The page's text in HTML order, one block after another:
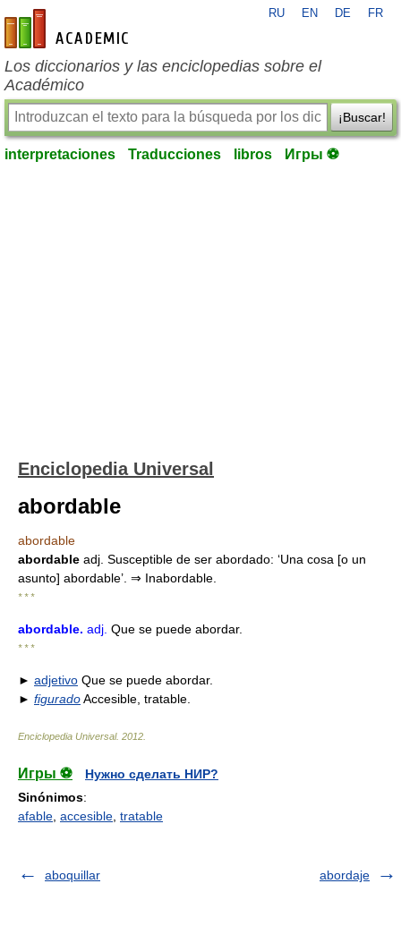
es-academic.com
RU EN DE FR
Los diccionarios y las enciclopedias sobre el
Académico
¡Buscar!
interpretaciones Traducciones libros Игры ⚽
Enciclopedia Universal
abordable
abordable
abordable adj. Susceptible de ser abordado: ‘Una cosa [o un
asunto] abordable’. ⇒ Inabordable.
* * *
abordable. adj. Que se puede abordar.
* * *
► adjetivo Que se puede abordar.
► figuradoAccesible, tratable.
Enciclopedia Universal. 2012
Игры ⚽
Нужно сделать НИР?
Sinónimos:
afable accesible tratable
aboquillar abordaje